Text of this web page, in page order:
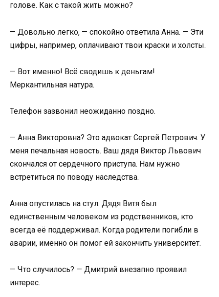
голове. Как с такой жить можно?
— Довольно легко, — спокойно ответила Анна. — Эти
цифры, например, оплачивают твои краски и холсты.
— Вот именно! Всё сводишь к деньгам!
Меркантильная натура.
Телефон зазвонил неожиданно поздно.
— Анна Викторовна? Это адвокат Сергей Петрович. У
меня печальная новость. Ваш дядя Виктор Львович
скончался от сердечного приступа. Нам нужно
встретиться по поводу наследства.
Анна опустилась на стул. Дядя Витя был
единственным человеком из родственников, кто
всегда её поддерживал. Когда родители погибли в
аварии, именно он помог ей закончить университет.
— Что случилось? — Дмитрий внезапно проявил
интерес.